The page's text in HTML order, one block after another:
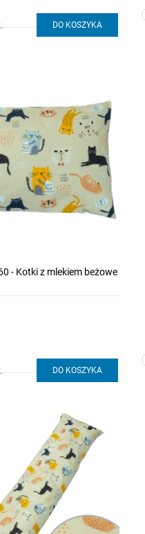
DO KOSZYKA
- Kotki z mlekiem beżowe
DO KOSZYKA